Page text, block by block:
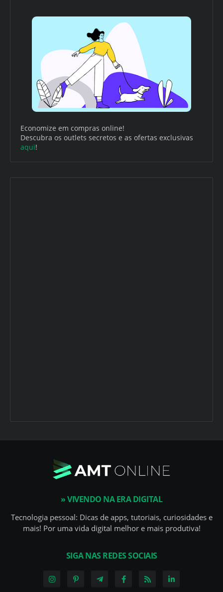
Economize em compras online!
Descubra os outlets secretos e as ofertas exclusivas
aqui!
» VIVENDO NA ERA DIGITAL
Tecnologia pessoal: Dicas de apps, tutoriais, curiosidades e
mais! Por uma vida digital melhor e mais produtiva!
SIGA NAS REDES SOCIAIS